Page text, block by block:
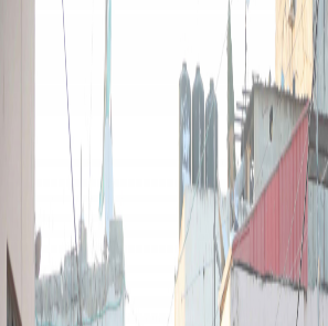
Islam Digest
Hikmah
Opini
Konsultasi Syariah
Resonansi
Sejarah